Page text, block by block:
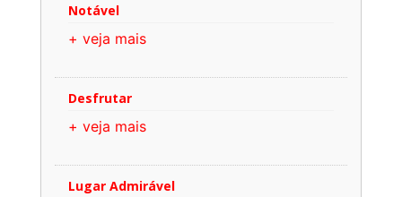
Notável
+ veja mais
Desfrutar
+ veja mais
Lugar Admirável